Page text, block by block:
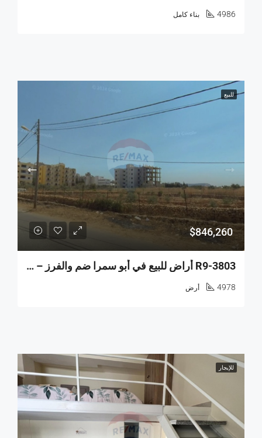
4986 بناء كامل
للبيع
$846,260
R9-3803 أراضٍ للبيع في أبو سمرا ضم والفرز – 4,978 م²، سكنية
4978 أرض
للإيجار